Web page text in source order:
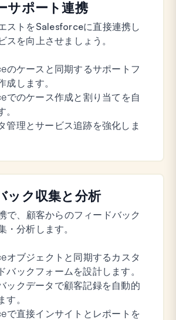
サポート連携
ストをSalesforceに直接連携し
スを向上させましょう。
のケースと同期するサポートフ
成します。
でのケース作成と割り当てを自
管理とサービス追跡を強化しま
ック収集と分析
で、顧客からのフィードバック
・分析します。
オブジェクトと同期するカスタ
バックフォームを設計します。
ックデータで顧客記録を自動的
す。
で直接インサイトとレポートを